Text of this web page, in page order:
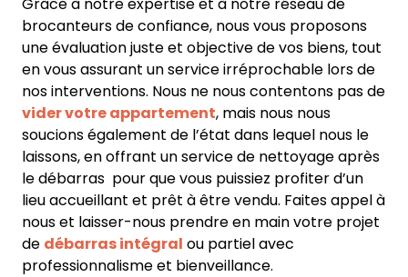
brocanteurs de confiance, nous vous proposons
une évaluation juste et objective de vos biens, tout
en vous assurant un service irréprochable lors de
nos interventions. Nous ne nous contentons pas de
vider votre appartement, mais nous nous
soucions également de l’état dans lequel nous le
laissons, en offrant un service de nettoyage après
le débarras pour que vous puissiez profiter d’un
lieu accueillant et prêt à être vendu. Faites appel à
nous et laisser-nous prendre en main votre projet
de débarras intégral ou partiel avec
professionnalisme et bienveillance.